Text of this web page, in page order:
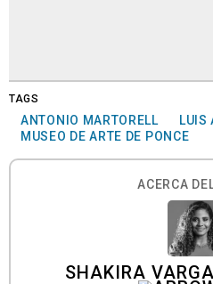
TAGS
ANTONIO MARTORELL
LUIS
MUSEO DE ARTE DE PONCE
ACERCA
SHAKIRA